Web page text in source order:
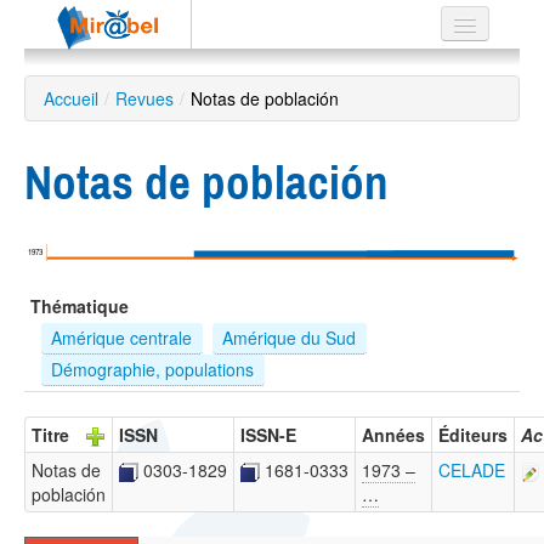
Le réseau
Soutien
Listes
Recherche
avancée
EN
ES
?
Accueil / Revues / Notas de población
Notas de población
1973
Thématique
Amérique centrale
Amérique du Sud
Démographie, populations
Titre ISSN ISSN-E Années Éditeurs
Notas de
población
0303-1829 1681-0333
1973 –
…
CELADE